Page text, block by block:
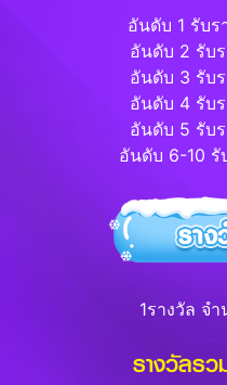
อันดับ 1 รับร
อันดับ 2 รับ
อันดับ 3 รับ
อันดับ 4 รับ
อันดับ 5 รับ
อันดับ 6-10 รั
1รางวัล จ
รางวัลร